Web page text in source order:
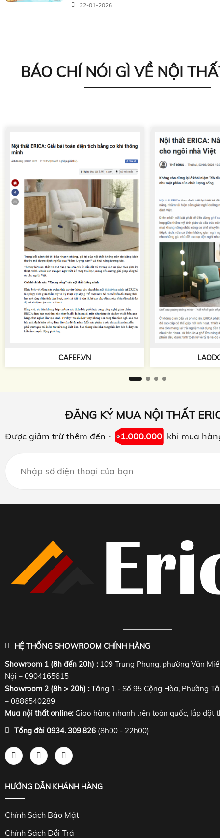
22-01-2026
BÁO CHÍ NÓI GÌ VỀ NỘI
CAFEF.VN
ĐĂNG KÝ MUA NỘI THẤT
Được giảm trừ thêm đến 1.000.000 khi mua
HỆ THỐNG SHOWROOM CHÍNH HÃNG
Showroom 1 (8h đến 20h) : 109 Trung Phụng, phường Văn
Nội – 0904165615
Showroom 2 (8h > 20h) :Tầng 1 - Số 95 Cộng Hòa, Phường
– 0886540289
Mua nội thất online:Giao hàng nhanh trên toàn quốc, lắp đặt
Tổng đài 0934. 309.826 (8h00 - 22h00)
HƯỚNG DẪN KHÁNH HÀNG
Chính Sách Bảo Mật
Chính Sách Đổi Trả